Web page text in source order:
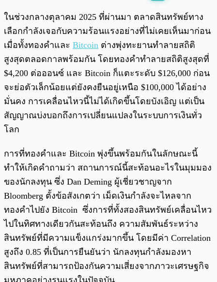
0:00/ 0:00
ในช่วงกลางตุลาคม 2025 ที่ผ่านมา ตลาดสินทรัพย์ทาง
เลือกกำลังเจอกับความร้อนแรงอย่างที่ไม่เคยเห็นมาก่อน
เมื่อทั้งทองคำและ Bitcoin ต่างพุ่งทะยานทำลายสถิติ
สูงสุดตลอดกาลพร้อมกัน โดยทองคำทำลายสถิติสูงสุดที่
$4,200 ต่อออนซ์ และ Bitcoin ก็แตะระดับ $126,000 ก่อน
จะย่อตัวเล็กน้อยแต่ยังคงยืนอยู่เหนือ $100,000 ได้อย่าง
มั่นคง การเคลื่อนไหวนี้ไม่ได้เกิดขึ้นโดยบังเอิญ แต่เป็น
สัญญาณบ่งบอกถึงการเปลี่ยนแปลงในระบบการเงินทั่ว
โลก
การที่ทองคำและ Bitcoin พุ่งขึ้นพร้อมกันในลักษณะนี้
ทำให้เกิดคำถามว่า สถานการณ์นี้สะท้อนอะไรในมุมมอง
ของนักลงทุน ซึ่ง Dan Deming ผู้เชี่ยวชาญจาก
Bloomberg ตั้งข้อสังเกตว่า เม็ดเงินกำลังจะไหลจาก
ทองคำไปยัง Bitcoin ซึ่งการที่ทั้งสองสินทรัพย์เคลื่อนไหว
ไปในทิศทางเดียวกันสะท้อนถึง ความสัมพันธ์ระหว่าง
สินทรัพย์ที่มีความแข็งแกร่งมากขึ้น โดยมีค่า Correlation
สูงถึง 0.85 ที่เป็นการยืนยันว่า นักลงทุนกำลังมองหา
สินทรัพย์ที่สามารถป้องกันความเสี่ยงจากภาวะเศรษฐกิจ